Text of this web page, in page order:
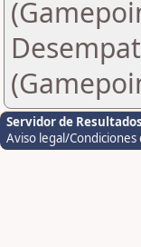
Servidor de
Aviso legal/Condiciones